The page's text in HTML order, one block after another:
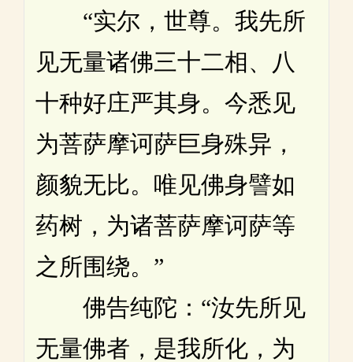
“实尔，世尊。我先所
见无量诸佛三十二相、八
十种好庄严其身。今悉见
为菩萨摩诃萨巨身殊异，
颜貌无比。唯见佛身譬如
药树，为诸菩萨摩诃萨等
之所围绕。”
佛告纯陀：“汝先所见
无量佛者，是我所化，为